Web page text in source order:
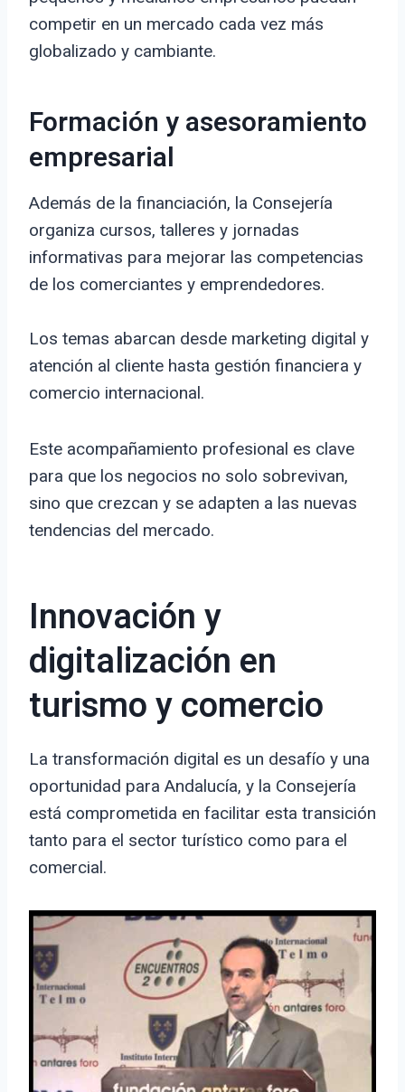
competir en un mercado cada vez más
globalizado y cambiante.
Formación y asesoramiento
empresarial
Además de la financiación, la Consejería
organiza cursos, talleres y jornadas
informativas para mejorar las competencias
de los comerciantes y emprendedores.
Los temas abarcan desde marketing digital y
atención al cliente hasta gestión financiera y
comercio internacional.
Este acompañamiento profesional es clave
para que los negocios no solo sobrevivan,
sino que crezcan y se adapten a las nuevas
tendencias del mercado.
Innovación y
digitalización en
turismo y comercio
La transformación digital es un desafío y una
oportunidad para Andalucía, y la Consejería
está comprometida en facilitar esta transición
tanto para el sector turístico como para el
comercial.